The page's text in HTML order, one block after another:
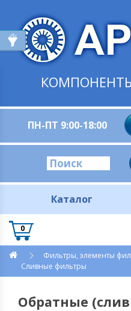
ПН-ПТ 9:00-18:00
Каталог
0
Фильтры, элементы
Сливные фильтры
Обратные